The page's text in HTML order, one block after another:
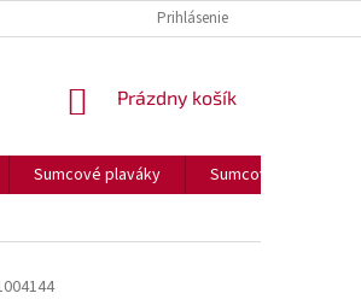
FORMULÁR NA ODSTÚPENIE OD ZMLUVY
Prihlásenie
NÁKUPNÝ
Prázdny košík
Sumcové plaváky
Sumcové olova